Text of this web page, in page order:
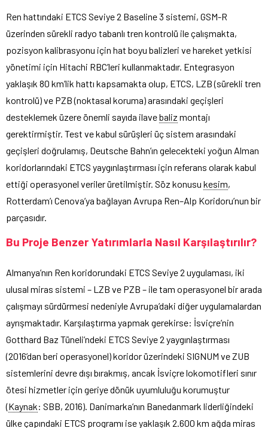
Ren hattındaki ETCS Seviye 2 Baseline 3 sistemi, GSM-R
üzerinden sürekli radyo tabanlı tren kontrolü ile çalışmakta,
pozisyon kalibrasyonu için hat boyu balizleri ve hareket yetkisi
yönetimi için Hitachi RBC’leri kullanmaktadır. Entegrasyon
yaklaşık 80 km’lik hattı kapsamakta olup, ETCS, LZB (sürekli tren
kontrolü) ve PZB (noktasal koruma) arasındaki geçişleri
desteklemek üzere önemli sayıda ilavebaliz montajı
gerektirmiştir. Test ve kabul sürüşleri üç sistem arasındaki
geçişleri doğrulamış, Deutsche Bahn’ın gelecekteki yoğun Alman
koridorlarındaki ETCS yaygınlaştırması için referans olarak kabul
ettiği operasyonel veriler üretilmiştir. Söz konusu kesim,
Rotterdam’ı Cenova’ya bağlayan Avrupa Ren–Alp Koridoru’nun bir
parçasıdır.
Bu Proje Benzer Yatırımlarla Nasıl Karşılaştırılır?
Almanya’nın Ren koridorundaki ETCS Seviye 2 uygulaması, iki
ulusal miras sistemi – LZB ve PZB – ile tam operasyonel bir arada
çalışmayı sürdürmesi nedeniyle Avrupa’daki diğer uygulamalardan
ayrışmaktadır. Karşılaştırma yapmak gerekirse: İsviçre’nin
Gotthard Baz Tüneli’ndeki ETCS Seviye 2 yaygınlaştırması
(2016’dan beri operasyonel) koridor üzerindeki SIGNUM ve ZUB
sistemlerini devre dışı bırakmış, ancak İsviçre lokomotifleri sınır
ötesi hizmetler için geriye dönük uyumluluğu korumuştur
(Kaynak: SBB, 2016). Danimarka’nın Banedanmark liderliğindeki
ülke çapındaki ETCS programı ise yaklaşık 2.600 km ağda miras